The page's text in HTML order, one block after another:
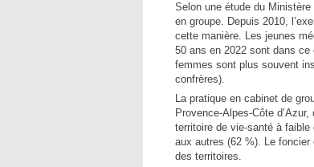
Selon une étude du
en groupe. Depuis 2010,
cette manière. Les jeunes
50 ans en 2022 sont dans
femmes sont plus souvent
confrères).
La pratique en cabinet de
Provence-Alpes-Côte
territoire de vie-santé à
aux autres (62 %). Le
des territoires.